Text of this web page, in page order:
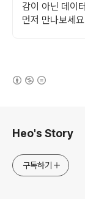
감이 아닌 데이
먼저 만나보세
Heo's Story
구독하기